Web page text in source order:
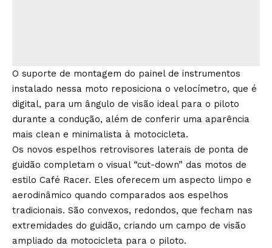
O suporte de montagem do painel de instrumentos
instalado nessa moto reposiciona o velocímetro, que é
digital, para um ângulo de visão ideal para o piloto
durante a condução, além de conferir uma aparência
mais clean e minimalista à motocicleta.
Os novos espelhos retrovisores laterais de ponta de
guidão completam o visual “cut-down” das motos de
estilo Café Racer. Eles oferecem um aspecto limpo e
aerodinâmico quando comparados aos espelhos
tradicionais. São convexos, redondos, que fecham nas
extremidades do guidão, criando um campo de visão
ampliado da motocicleta para o piloto.